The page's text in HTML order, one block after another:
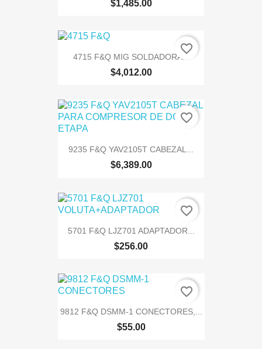
$1,485.00
4715 F&Q MIG SOLDADORA...
$4,012.00
favorite_border
9235 F&Q YAV2105T CABEZAL...
$6,389.00
favorite_border
5701 F&Q LJZ701 ADAPTADOR...
$256.00
favorite_border
9812 F&Q DSMM-1 CONECTORES,...
$55.00
favorite_border